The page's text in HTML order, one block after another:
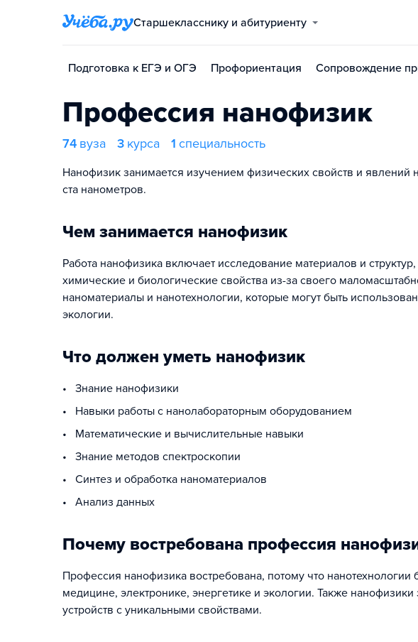
Старшекласснику и абитуриенту
Подготовка к ЕГЭ и ОГЭ Профориентация Сопровождение
Профессия нанофизик
74 вуза 3 курса 1 специальность
Нанофизик занимается изучением физических свойств и явлений
ста нанометров.
Чем занимается нанофизик
Работа нанофизика включает исследование материалов и
химические и биологические свойства из-за своего
наноматериалы и нанотехнологии, которые могут быть
экологии.
Что должен уметь нанофизик
• Знание нанофизики
• Навыки работы с нанолабораторным оборудованием
• Математические и вычислительные навыки
• Знание методов спектроскопии
• Синтез и обработка наноматериалов
• Анализ данных
Почему востребована профессия
Профессия нанофизика востребована, потому что
медицине, электронике, энергетике и экологии. Также
устройств с уникальными свойствами.